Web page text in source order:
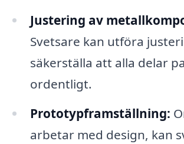
Justering av
Svetsare kan utföra
säkerställa att alla delar
ordentligt.
Prototypframställning:
arbetar med design, kan